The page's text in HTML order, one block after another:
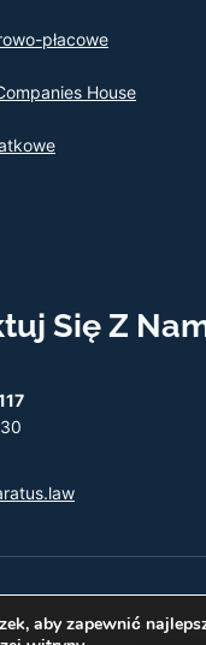
płacowe
House
Się Z
- Twoja
aby zapewnić